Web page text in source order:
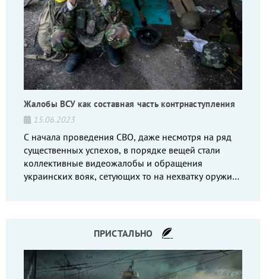
Жалобы ВСУ как составная часть контрнаступления
15.06.2023
С начала проведения СВО, даже несмотря на ряд
существенных успехов, в порядке вещей стали
коллективные видеожалобы и обращения
украинских вояк, сетующих то на нехватку оружия,
ПРИСТАЛЬНО